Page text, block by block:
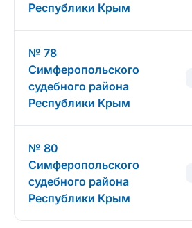
Республики Крым
№ 78
Симферопольского
судебного района
Республики Крым
№ 80
Симферопольского
судебного района
Республики Крым